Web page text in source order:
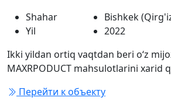
Shahar
Yil
Bishkek
2022
Ikki yildan ortiq vaqtdan beri o‘z
MAXRPODUCT mahsulotlarini xarid
Перейти к объекту